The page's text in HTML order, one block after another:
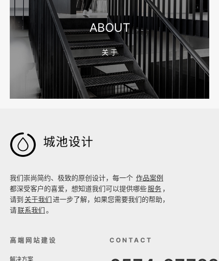
2026-08-02 17:58:44
工厂短视频拍摄后，怎样放进官网帮助客户判断实力
ABOUT
关 于

我们崇尚简约、极致的原创设计，每一个 作品案例
都深受客户的喜爱，想知道我们可以提供哪些服务 ，
请到 关于我们进一步了解，如果您需要我们的帮助，
请联系我们。
高端网站建设
解决方案
CONTACT